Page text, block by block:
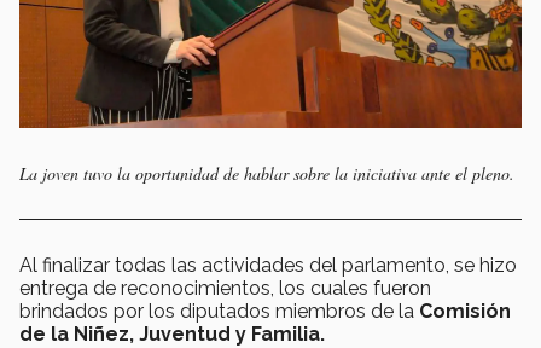
La joven tuvo la oportunidad de hablar sobre la iniciativa ante el pleno.
Al finalizar todas las actividades del parlamento, se hizo
entrega de reconocimientos, los cuales fueron
brindados por los diputados miembros de la Comisión
de la Niñez, Juventud y Familia.